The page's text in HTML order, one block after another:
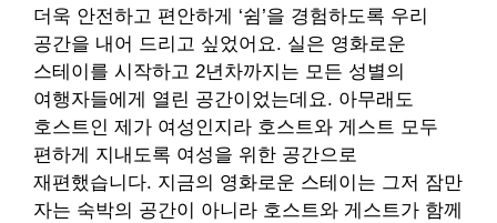
더욱 안전하고 편안하게 ‘쉼’을 경험하도록 우리
공간을 내어 드리고 싶었어요. 실은 영화로운
스테이를 시작하고 2년차까지는 모든 성별의
여행자들에게 열린 공간이었는데요. 아무래도
호스트인 제가 여성인지라 호스트와 게스트 모두
편하게 지내도록 여성을 위한 공간으로
재편했습니다. 지금의 영화로운 스테이는 그저 잠만
자는 숙박의 공간이 아니라 호스트와 게스트가 함께